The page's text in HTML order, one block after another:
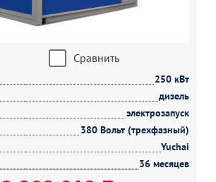
Сравнить
250 кВт
дизель
электрозапуск
380 Вольт (трехфазный)
Yuchai
36 месяцев